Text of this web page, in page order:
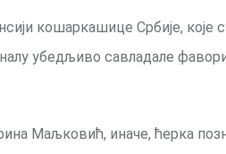
кошаркашице Србије, које
убедљиво савладале
Маљковић, иначе, ћерка